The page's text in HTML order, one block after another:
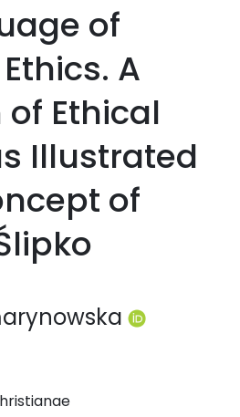
of
A
Ethical
Illustrated
of